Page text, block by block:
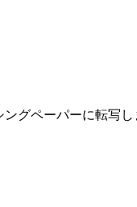
グペーパーに転写し